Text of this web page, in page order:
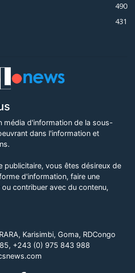
490
431
média d'information de la sous-
dans l'information et
publicitaire, vous êtes désireux de
d'information, faire une
contribuer avec du contenu,
Karisimbi, Goma, RDCongo
+243 (0) 975 843 988